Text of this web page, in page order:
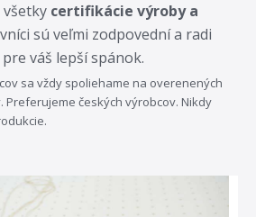
certifikácie výroby a
sú veľmi zodpovední a radi
váš lepší spánok.
sa vždy spoliehame na overenených
českých výrobcov. Nikdy